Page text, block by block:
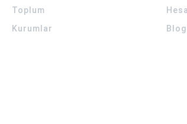
Toplum
Kurumlar
Blog